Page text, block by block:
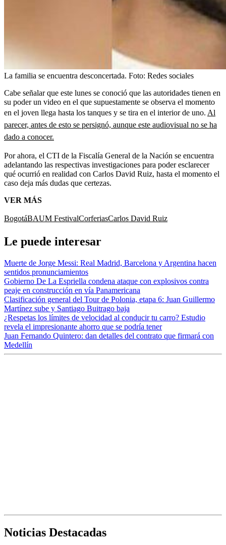
La familia se encuentra desconcertada. Foto: Redes sociales
Cabe señalar que este lunes se conoció que las autoridades tienen en
su poder un video en el que supuestamente se observa el momento
en el joven llega hasta los tanques y se tira en el interior de uno. Al
parecer, antes de esto se persignó, aunque este audiovisual no se ha
dado a conocer.
Por ahora, el CTI de la Fiscalía General de la Nación se encuentra
adelantando las respectivas investigaciones para poder esclarecer
qué ocurrió en realidad con Carlos David Ruiz, hasta el momento el
caso deja más dudas que certezas.
VER MÁS
BogotáBAUM FestivalCorferiasCarlos David Ruiz
Le puede interesar
Muerte de Jorge Messi: Real Madrid, Barcelona y Argentina hacen
sentidos pronunciamientos
Gobierno De La Espriella condena ataque con explosivos contra
peaje en construcción en vía Panamericana
Clasificación general del Tour de Polonia, etapa 6: Juan Guillermo
Martínez sube y Santiago Buitrago baja
¿Respetas los límites de velocidad al conducir tu carro? Estudio
revela el impresionante ahorro que se podría tener
Juan Fernando Quintero: dan detalles del contrato que firmará con
Medellín
Noticias Destacadas